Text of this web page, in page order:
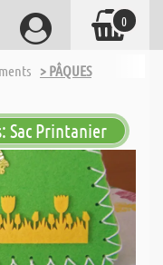
> PÂQUES
Sac Printanier
0